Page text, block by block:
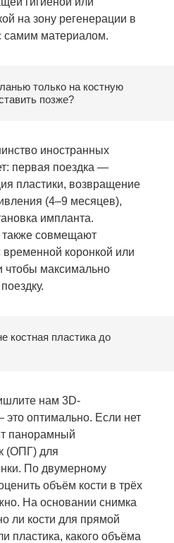
на зону регенерации в
самим материалом.
только на костную
позже?
иностранных
первая поездка —
пластики, возвращение
(4–9 месяцев),
импланта.
совмещают
временной коронкой или
чтобы максимально
костная пластика до
нам 3D-
оптимально. Если нет
панорамный
(ОПГ) для
По двумерному
объём кости в трёх
На основании снимка
ли кости для прямой
пластика, какого объёма